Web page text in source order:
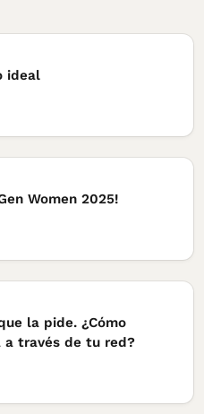
ideal
Women 2025!
la pide. ¿Cómo
a través de tu red?